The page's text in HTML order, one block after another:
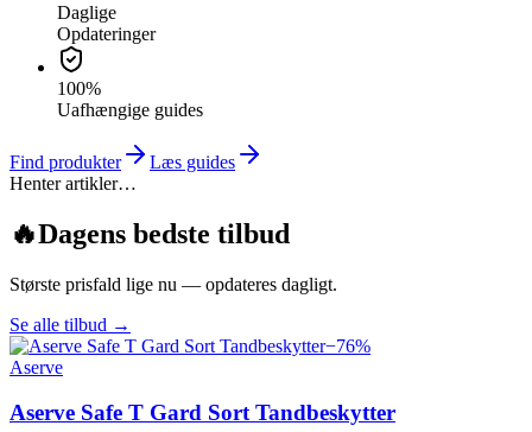
Daglige
Opdateringer
100%
Uafhængige guides
Find produkter
Læs guides
Henter artikler…
🔥Dagens bedste tilbud
Største prisfald lige nu — opdateres dagligt.
Se alle tilbud →
−76%
Aserve
Aserve Safe T Gard Sort Tandbeskytter